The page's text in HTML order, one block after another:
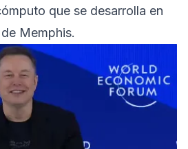
que se desarrolla en
Memphis.